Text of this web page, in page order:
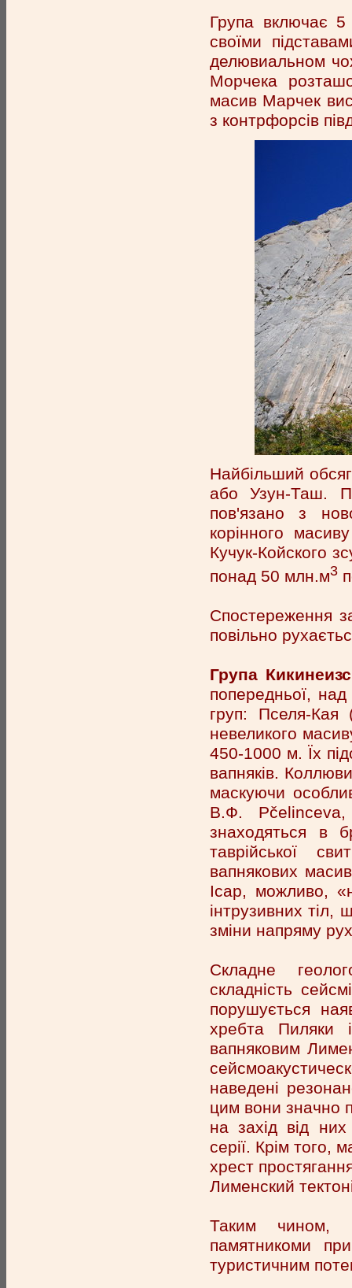
Група включає 5
своїми
делювиальном
Морчека
масив Марчек
з контрфорсів
Найбільший
або Узун-Таш.
пов'язано з
корінного
Кучук-Койского
понад 50 млн.м3
Спостереження
повільно
Група
попередньої,
груп: Пселя-Кая
невеликого
450-1000 м. Їх
вапняків.
маскуючи
В.Ф. Pčelinceva,
знаходяться в
таврійської
вапнякових
Ісар, можливо,
інтрузивних тіл,
зміни напряму
Складне
складність
порушується
хребта Пиляки
вапняковим
наведені
цим вони значно
на захід від
серії. Крім того,
хрест
Лименский
Таким чином,
памятникоми
туристичним